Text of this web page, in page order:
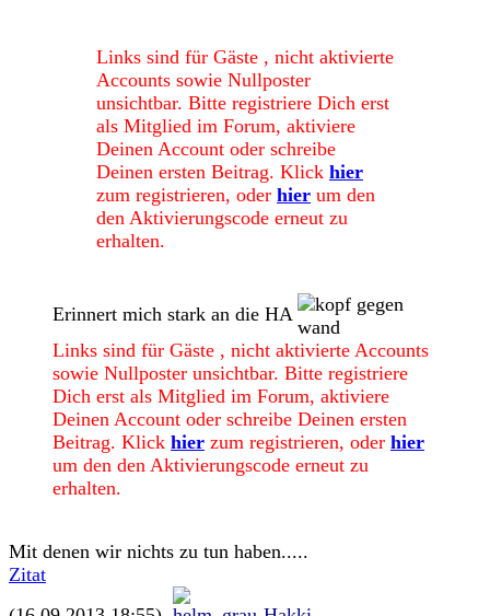
Links sind für Gäste , nicht aktivierte
Accounts sowie Nullposter
unsichtbar. Bitte registriere Dich erst
als Mitglied im Forum, aktiviere
Deinen Account oder schreibe
Deinen ersten Beitrag. Klick hier
zum registrieren, oder hier um den
den Aktivierungscode erneut zu
erhalten.
Erinnert mich stark an die HA
Links sind für Gäste , nicht aktivierte Accounts
sowie Nullposter unsichtbar. Bitte registriere
Dich erst als Mitglied im Forum, aktiviere
Deinen Account oder schreibe Deinen ersten
Beitrag. Klick hier zum registrieren, oder hier
um den den Aktivierungscode erneut zu
erhalten.
Mit denen wir nichts zu tun haben.....
Zitat